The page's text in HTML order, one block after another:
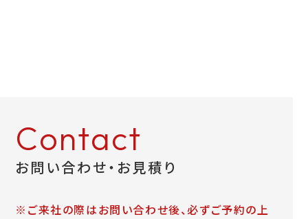
Contact
お問い合わせ・お見積り
※ご来社の際はお問い合わせ後、必ずご予約の上